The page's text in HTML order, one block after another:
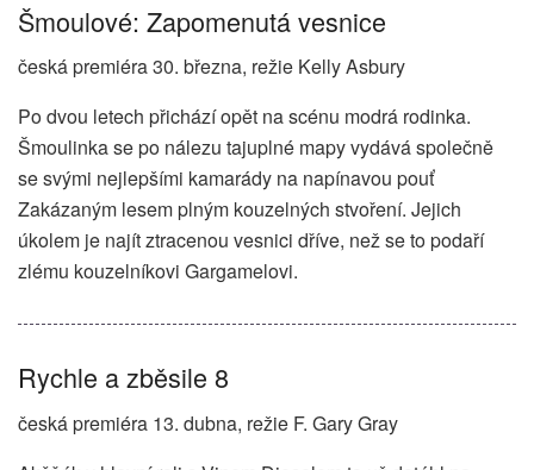
Šmoulové: Zapomenutá vesnice
česká premiéra 30. března, režie Kelly Asbury
Po dvou letech přichází opět na scénu modrá rodinka.
Šmoulinka se po nálezu tajuplné mapy vydává společně
se svými nejlepšími kamarády na napínavou pouť
Zakázaným lesem plným kouzelných stvoření. Jejich
úkolem je najít ztracenou vesnici dříve, než se to podaří
zlému kouzelníkovi Gargamelovi.
Rychle a zběsile 8
česká premiéra 13. dubna, režie F. Gary Gray